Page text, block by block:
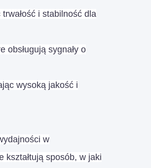
i stabilność dla
sygnały o
wysoką jakość i
w
kształtują sposób, w jaki